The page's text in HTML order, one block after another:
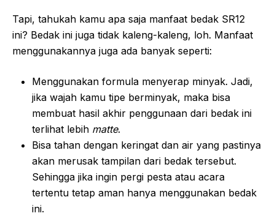
Tapi, tahukah kamu apa saja manfaat bedak SR12
ini? Bedak ini juga tidak kaleng-kaleng, loh. Manfaat
menggunakannya juga ada banyak seperti:
Menggunakan formula menyerap minyak. Jadi,
jika wajah kamu tipe berminyak, maka bisa
membuat hasil akhir penggunaan dari bedak ini
terlihat lebih matte.
Bisa tahan dengan keringat dan air yang pastinya
akan merusak tampilan dari bedak tersebut.
Sehingga jika ingin pergi pesta atau acara
tertentu tetap aman hanya menggunakan bedak
ini.